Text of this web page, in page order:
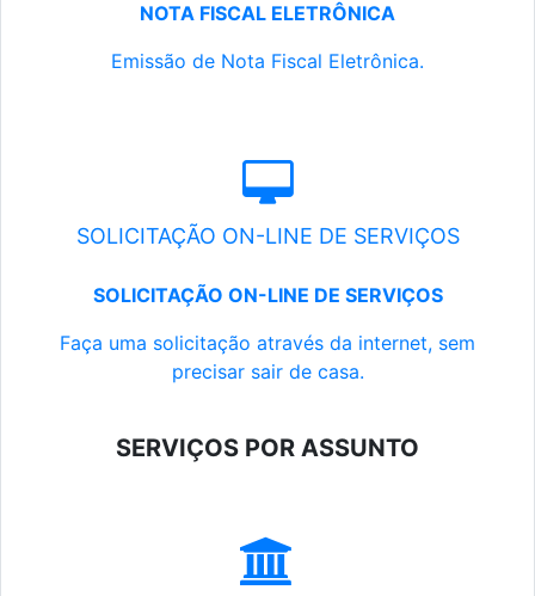
NOTA FISCAL ELETRÔNICA
Emissão de Nota Fiscal Eletrônica.
SOLICITAÇÃO ON-LINE DE SERVIÇOS
SOLICITAÇÃO ON-LINE DE SERVIÇOS
Faça uma solicitação através da internet, sem
precisar sair de casa.
SERVIÇOS POR ASSUNTO